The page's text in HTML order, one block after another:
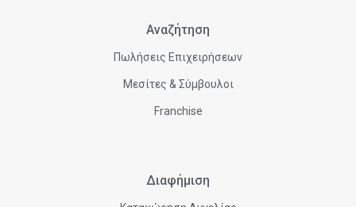
Αναζήτηση
Πωλήσεις Επιχειρήσεων
Μεσίτες & Σύμβουλοι
Franchise
Διαφήμιση